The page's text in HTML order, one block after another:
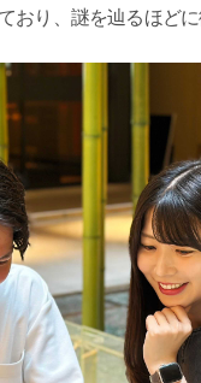
おり、謎を辿るほど